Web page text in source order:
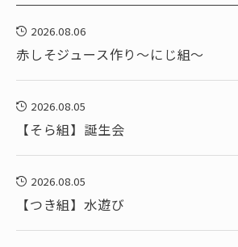
2026.08.06
赤しそジュース作り～にじ組～
2026.08.05
【そら組】誕生会
2026.08.05
【つき組】水遊び